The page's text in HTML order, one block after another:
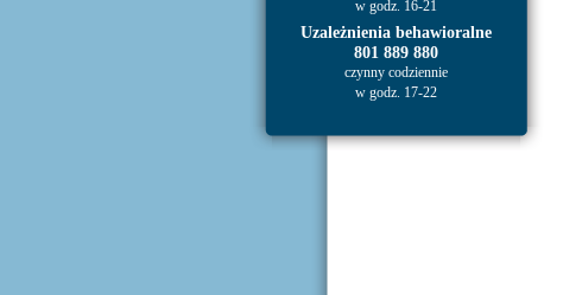
w godz. 16-21
Uzależnienia behawioralne
801 889 880
czynny codziennie
w godz. 17-22